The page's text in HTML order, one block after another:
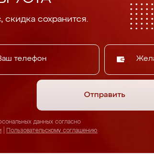
скидка сохранится.
Отправить
данных согласно
Пользовательскому соглашению